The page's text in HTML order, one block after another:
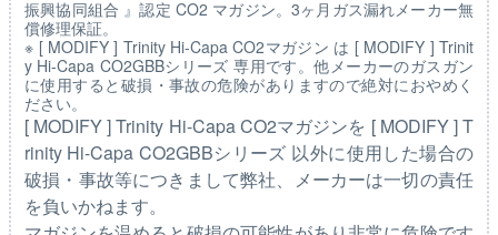
振興協同組合 』認定 CO2 マガジン。3ヶ月ガス漏れメーカー無
償修理保証。
※ [ MODIFY ] Trinity Hi-Capa CO2マガジン は [ MODIFY ] Trinit
y Hi-Capa CO2GBBシリーズ 専用です。他メーカーのガスガン
に使用すると破損・事故の危険がありますので絶対におやめく
ださい。
[ MODIFY ] Trinity Hi-Capa CO2マガジンを [ MODIFY ] T
rinity Hi-Capa CO2GBBシリーズ 以外に使用した場合の
破損・事故等につきまして弊社、メーカーは一切の責任
を負いかねます。